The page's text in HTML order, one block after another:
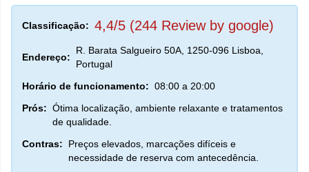
Classificação: 4,4/5 (244 Review by google)
Endereço:
R. Barata Salgueiro 50A, 1250-096 Lisboa,
Portugal
Horário de funcionamento: 08:00 a 20:00
Prós: Ótima localização, ambiente relaxante e tratamentos
de qualidade.
Contras:
Preços elevados, marcações difíceis e
necessidade de reserva com antecedência.